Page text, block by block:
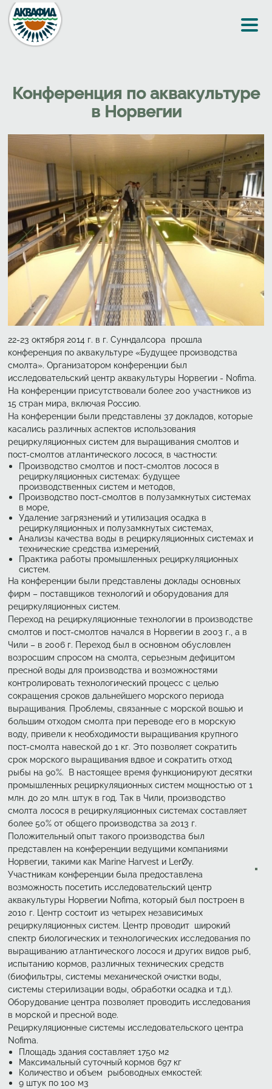
Перейти к основному содержанию
Конференция по аквакультуре
в Норвегии
22-23 октября 2014 г. в г. Сунндалсора прошла
конференция по аквакультуре «Будущее производства
смолта». Организатором конференции был
исследовательский центр аквакультуры Норвегии - Nofima.
На конференции присутствовали более 200 участников из
15 стран мира, включая Россию.
На конференции были представлены 37 докладов, которые
касались различных аспектов использования
рециркуляционных систем для выращивания смолтов и
пост-смолтов атлантического лосося, в частности:
Производство смолтов и пост-смолтов лосося в
рециркуляционных системах: будущее
производственных систем и методов,
Производство пост-смолтов в полузамкнутых системах
в море,
Удаление загрязнений и утилизация осадка в
рециркуляционных и полузамкнутых системах,
Анализы качества воды в рециркуляционных системах и
технические средства измерений,
Практика работы промышленных рециркуляционных
систем.
На конференции были представлены доклады основных
фирм – поставщиков технологий и оборудования для
рециркуляционных систем.
Переход на рециркуляционные технологии в производстве
смолтов и пост-смолтов начался в Норвегии в 2003 г., а в
Чили – в 2006 г. Переход был в основном обусловлен
возросшим спросом на смолта, серьезным дефицитом
пресной воды для производства и возможностями
контролировать технологический процесс с целью
сокращения сроков дальнейшего морского периода
выращивания. Проблемы, связанные с морской вошью и
большим отходом смолта при переводе его в морскую
воду, привели к необходимости выращивания крупного
пост-смолта навеской до 1 кг. Это позволяет сократить
срок морского выращивания вдвое и сократить отход
рыбы на 90%. В настоящее время функционируют десятки
промышленных рециркуляционных систем мощностью от 1
млн. до 20 млн. штук в год. Так в Чили, производство
смолта лосося в рециркуляционных системах составляет
более 50% от общего производства за 2013 г.
Положительный опыт такого производства был
представлен на конференции ведущими компаниями
Норвегии, такими как Marine Harvest и LerØy.
Участникам конференции была предоставлена
возможность посетить исследовательский центр
аквакультуры Норвегии Nofima, который был построен в
2010 г. Центр состоит из четырех независимых
рециркуляционных систем. Центр проводит широкий
спектр биологических и технологических исследования по
выращиванию атлантического лосося и других видов рыб,
испытанию кормов, различных технических средств
(биофильтры, системы механической очистки воды,
системы стерилизации воды, обработки осадка и т.д.).
Оборудование центра позволяет проводить исследования
в морской и пресной воде.
Рециркуляционные системы исследовательского центра
Nofima.
Площадь здания составляет 1750 м2
Максимальный суточный кормов 697 кг
Количество и объем рыбоводных емкостей:
9 штук по 100 м3